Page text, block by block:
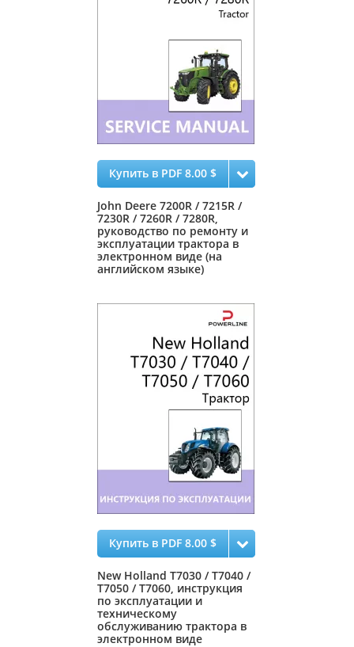
Купить в PDF 8.00 $
John Deere 7200R / 7215R /
7230R / 7260R / 7280R,
руководство по ремонту и
эксплуатации трактора в
электронном виде (на
английском языке)
Купить в PDF 8.00 $
New Holland T7030 / T7040 /
T7050 / T7060, инструкция
по эксплуатации и
техническому
обслуживанию трактора в
электронном виде